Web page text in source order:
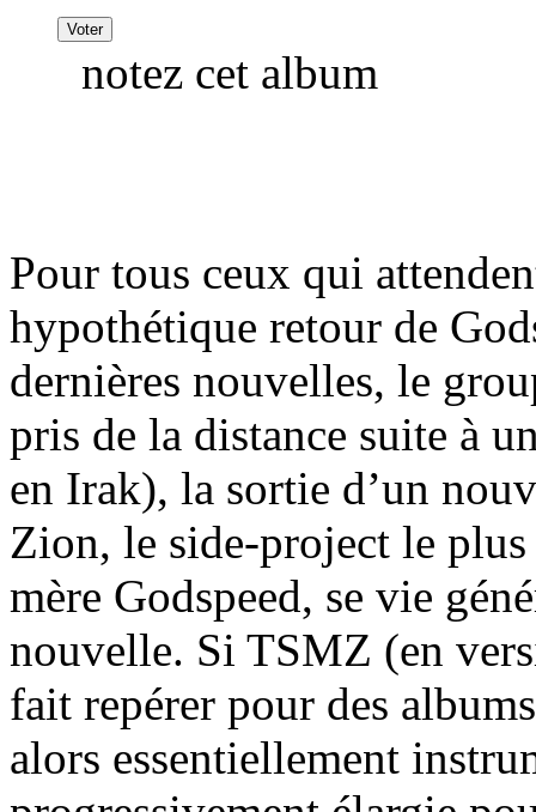
notez cet album
Pour tous ceux qui
hypothétique retour de
dernières nouvelles, le
pris de la distance suite à
en Irak), la sortie d’un
Zion, le side-project le
mère Godspeed, se vie
nouvelle. Si TSMZ (en
fait repérer pour des
alors essentiellement